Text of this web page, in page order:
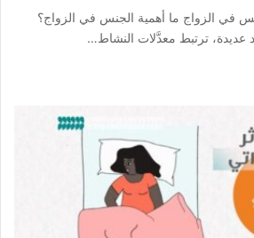
في الزواج ما أهمية الجنس في الزواج؟
عديدة، ترتبط معدَّلات النشاط…